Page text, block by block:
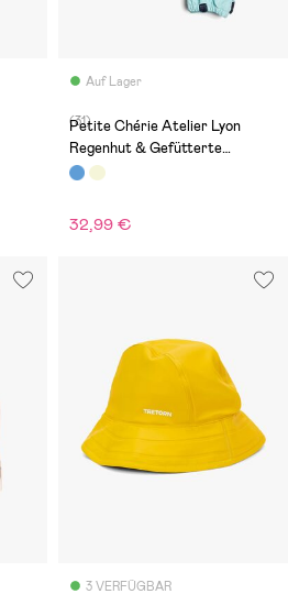
Auf Lager
(31)
Petite Chérie Atelier Lyon
Regenhut & Gefütterte
Fäustlinge, Dots Icy Morn
32,99 €
3 VERFÜGBAR